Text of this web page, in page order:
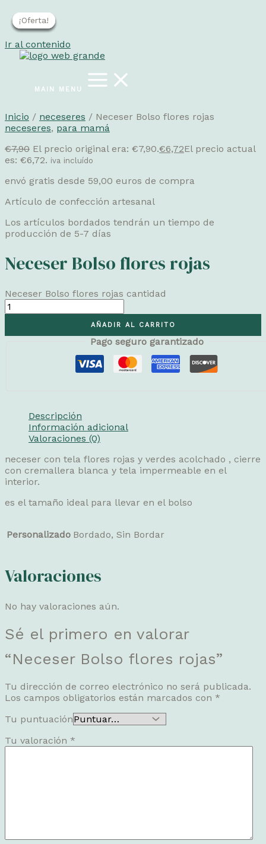
Ir al contenido
MAIN MENU
¡Oferta!
Inicio / neceseres / Neceser Bolso flores rojas
neceseres, para mamá
€7,90 El precio original era: €7,90.€6,72El precio actual
es: €6,72. iva incluído
envó gratis desde 59,00 euros de compra
Artículo de confección artesanal
Los artículos bordados tendrán un tiempo de
producción de 5-7 días
Neceser Bolso flores rojas
Neceser Bolso flores rojas cantidad
AÑADIR AL CARRITO
Pago seguro garantizado
Descripción
Información adicional
Valoraciones (0)
neceser con tela flores rojas y verdes acolchado , cierre
con cremallera blanca y tela impermeable en el
interior.
es el tamaño ideal para llevar en el bolso
Personalizado Bordado, Sin Bordar
Valoraciones
No hay valoraciones aún.
Sé el primero en valorar
“Neceser Bolso flores rojas”
Tu dirección de correo electrónico no será publicada.
Los campos obligatorios están marcados con *
Tu puntuación
Tu valoración *
¡Oferta!
¡Oferta!
¡Oferta!
¡Oferta!